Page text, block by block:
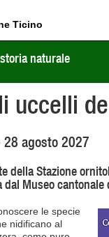
Ticino
naturale
uccelli
agosto 2027
della Stazione
Museo
le specie
nidificano al